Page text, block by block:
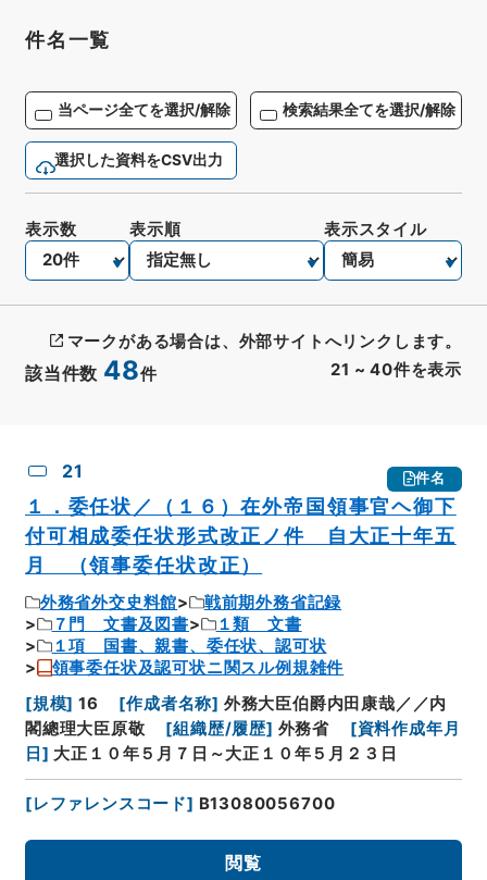
件名一覧
当ページ全てを選択/解除 検索結果全てを選択/解除
選択した資料をCSV出力
該当件数 48件 21 ~ 40件を表示
表示数 表示順 表示スタイル
マークがある場合は、外部サイトへリンクします。
21 件名
１．委任状／（１６）在外帝国領事官ヘ御下
付可相成委任状形式改正ノ件 自大正十年五
月 （領事委任状改正）
外務省外交史料館
戦前期外務省記録
７門 文書及図書
１類 文書
１項 国書、親書、委任状、認可状
領事委任状及認可状ニ関スル例規雑件
[規模] 16 [作成者名称] 外務大臣伯爵内田康哉／／内
閣總理大臣原敬
[組織歴/履歴] 外務省 [資料作成年月
日 ] 大正１０年５月７日～大正１０年５月２３日
[レファレンスコード] B13080056700
閲覧